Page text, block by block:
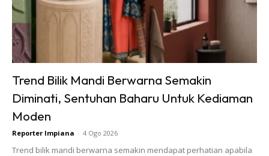
Trend Bilik Mandi Berwarna Semakin
Diminati, Sentuhan Baharu Untuk Kediaman
Moden
Reporter Impiana - 4 Ogo 2026
Trend bilik mandi berwarna semakin mendapat perhatian apabila